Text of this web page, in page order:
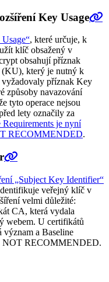
Key Usage
, které určuje, k
klíč obsažený v
obsahují příznak
(KU), který je nutný k
příznak Key
způsoby navazování
tyto operace nejsou
lety označily za
Requirements je nyní
RECOMMENDED.
„Subject Key Identifier“
veřejný klíč v
velmi důležité:
CA, která vydala
webem. U certifikátů
význam a Baseline
NOT RECOMMENDED.